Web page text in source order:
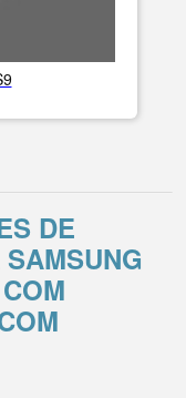
DE